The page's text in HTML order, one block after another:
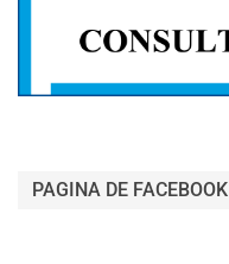
PAGINA DE FACEBOOK